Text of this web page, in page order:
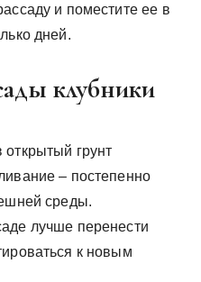
и поместите ее в
дней.
клубники
грунт
– постепенно
среды.
лучше перенести
к новым